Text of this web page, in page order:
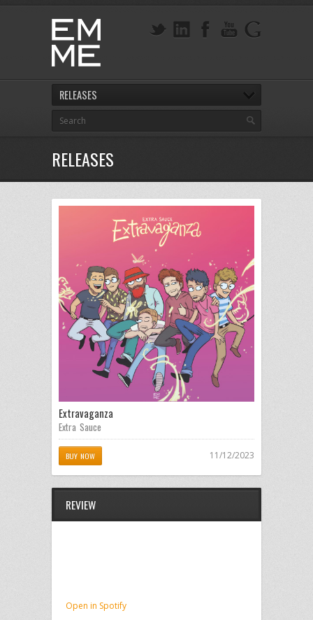
RELEASES
RELEASES
Extravaganza
Extra Sauce
BUY NOW 11/12/2023
REVIEW
Open in Spotify